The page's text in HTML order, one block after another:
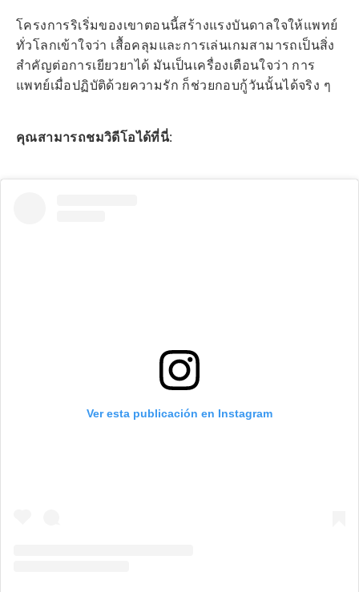
โครงการริเริ่มของเขาตอนนี้สร้างแรงบันดาลใจให้แพทย์
ทั่วโลกเข้าใจว่า เสื้อคลุมและการเล่นเกมสามารถเป็นสิ่ง
สำคัญต่อการเยียวยาได้ มันเป็นเครื่องเตือนใจว่า การ
แพทย์เมื่อปฏิบัติด้วยความรัก ก็ช่วยกอบกู้วันนั้นได้จริง ๆ
คุณสามารถชมวิดีโอได้ที่นี่:
Ver esta publicación en Instagram